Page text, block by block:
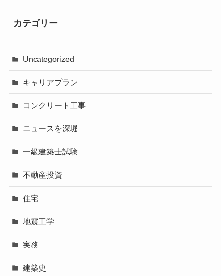
カテゴリー
Uncategorized
キャリアプラン
コンクリート工事
ニュースを深堀
一級建築士試験
不動産投資
住宅
地震工学
実務
建築史